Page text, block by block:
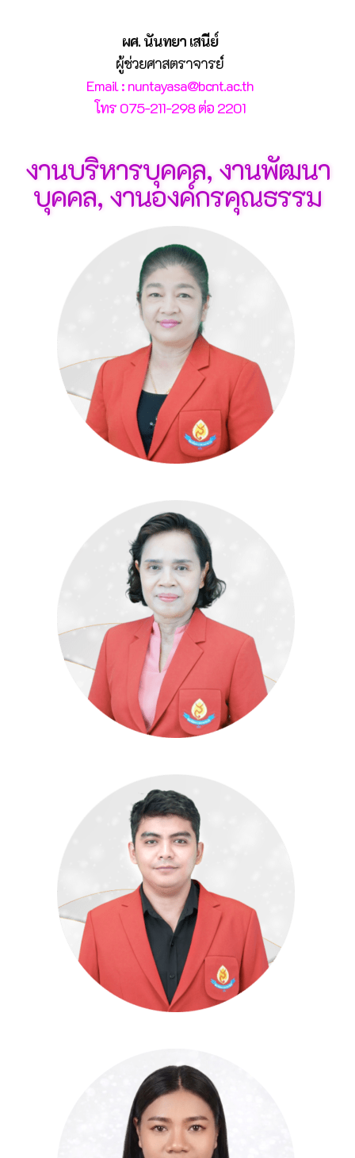
ผศ. นันทยา เสนีย์
ผู้ช่วยศาสตราจารย์
Email : nuntayasa@bcnt.ac.th
โทร 075-211-298 ต่อ 2201
งานบริหารบุคคล, งานพัฒนา
บุคคล, งานองค์กรคุณธรรม